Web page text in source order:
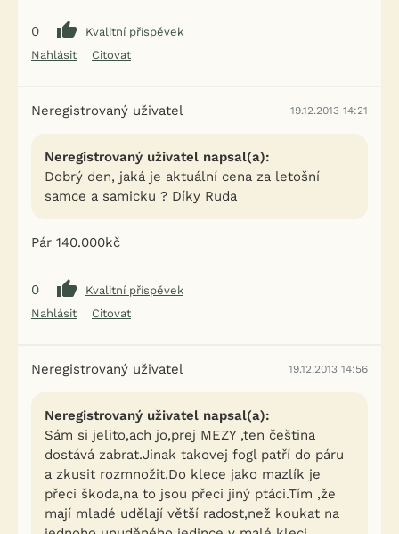
0
Kvalitní příspěvek
Nahlásit
Citovat
Neregistrovaný uživatel 19.12.2013 14:21
Neregistrovaný uživatel napsal(a):
Dobrý den, jaká je aktuální cena za letošní
samce a samicku ? Díky Ruda
Pár 140.000kč
0
Kvalitní příspěvek
Nahlásit
Citovat
Neregistrovaný uživatel 19.12.2013 14:56
Neregistrovaný uživatel napsal(a):
Sám si jelito,ach jo,prej MEZY ,ten čeština
dostává zabrat.Jinak takovej fogl patří do páru
a zkusit rozmnožit.Do klece jako mazlík je
přeci škoda,na to jsou přeci jiný ptáci.Tím ,že
mají mladé udělají větší radost,než koukat na